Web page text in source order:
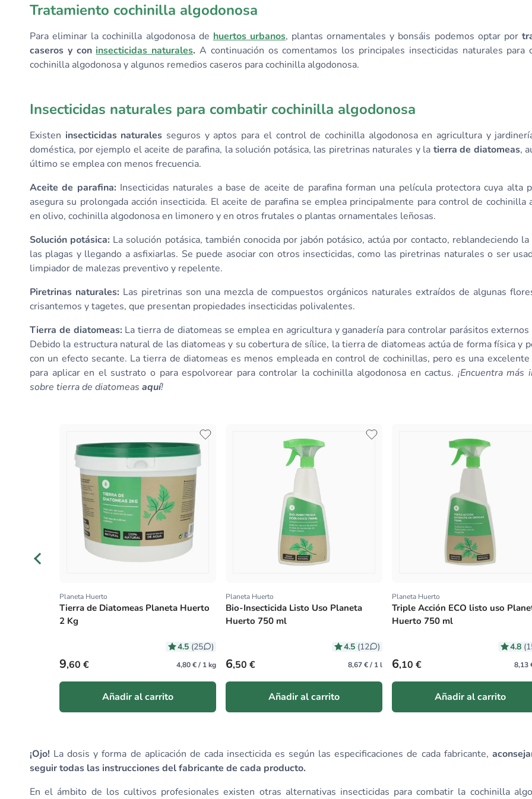
Tratamiento cochinilla algodonosa
Para eliminar la cochinilla algodonosa de huertos urbanos, plantas ornamentales y bonsáis podemos optar por
caseros y con insecticidas naturales. A continuación os comentamos los principales insecticidas naturales para
cochinilla algodonosa y algunos remedios caseros para cochinilla algodonosa.
Insecticidas naturales para combatir cochinilla algodonosa
Existen insecticidas naturales seguros y aptos para el control de cochinilla algodonosa en agricultura y
doméstica, por ejemplo el aceite de parafina, la solución potásica, las piretrinas naturales y la tierra de diatomeas,
último se emplea con menos frecuencia.
Aceite de parafina: Insecticidas naturales a base de aceite de parafina forman una película protectora cuya alta
asegura su prolongada acción insecticida. El aceite de parafina se emplea principalmente para control de cochinilla
en olivo, cochinilla algodonosa en limonero y en otros frutales o plantas ornamentales leñosas.
Solución potásica: La solución potásica, también conocida por jabón potásico, actúa por contacto, reblandeciendo
las plagas y llegando a asfixiarlas. Se puede asociar con otros insecticidas, como las piretrinas naturales o ser
limpiador de malezas preventivo y repelente.
Piretrinas naturales: Las piretrinas son una mezcla de compuestos orgánicos naturales extraídos de algunas
crisantemos y tagetes, que presentan propiedades insecticidas polivalentes.
Tierra de diatomeas: La tierra de diatomeas se emplea en agricultura y ganadería para controlar parásitos
Debido la estructura natural de las diatomeas y su cobertura de sílice, la tierra de diatomeas actúa de forma física y
con un efecto secante. La tierra de diatomeas es menos empleada en control de cochinillas, pero es una
para aplicar en el sustrato o para espolvorear para controlar la cochinilla algodonosa en cactus. ¡Encuentra más
sobre tierra de diatomeas aquí!
Proveedor:
Planeta Huerto
Tierra de Diatomeas Planeta Huerto
2 Kg
4.5 (25 )
Precio habitual
9,60 € 4,80 € / 1 kg
Añadir al carrito
Proveedor:
Planeta Huerto
Bio-Insecticida Listo Uso Planeta
Huerto 750 ml
4.5 (12 )
Precio habitual
6,50 € 8,67 € / 1 l
Añadir al carrito
Proveedor:
Planeta Huerto
Triple Acción ECO listo uso
Huerto 750 ml
4.8
Precio habitual
6,10 € 8,13
Añadir al carrito
¡Ojo! La dosis y forma de aplicación de cada insecticida es según las especificaciones de cada fabricante,
seguir todas las instrucciones del fabricante de cada producto.
En el ámbito de los cultivos profesionales existen otras alternativas insecticidas para combatir la cochinilla